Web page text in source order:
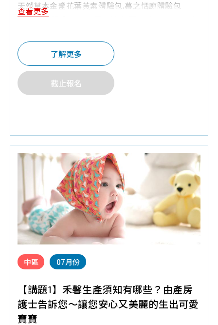
天然草本金盞花葉黃素體驗包,慕之恬廊體驗包
♦Q&A有獎禮
奶瓶
♦
嬰兒紗布衣,防水可愛圍兜兜1個
♦
培寶溢乳墊+擠乳袋
♦
媽媽實用後背包(滿5組抽1個,10組抽
查看更多
了解更多
截止報名
中區 07月份
【講題1】禾馨生產須知有哪些？由產房
護士告訴您～讓您安心又美麗的生出可愛
寶寶